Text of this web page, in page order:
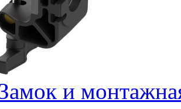
и